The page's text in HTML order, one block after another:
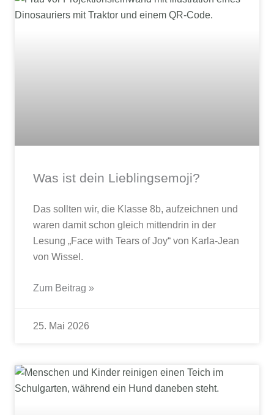
Was ist dein Lieblingsemoji?
Das sollten wir, die Klasse 8b, aufzeichnen und
waren damit schon gleich mittendrin in der
Lesung „Face with Tears of Joy“ von Karla-Jean
von Wissel.
Zum Beitrag »
25. Mai 2026